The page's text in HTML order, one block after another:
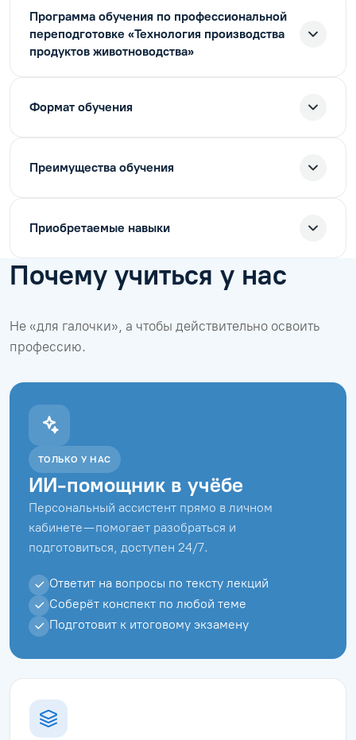
Программа обучения по профессиональной
переподготовке «Технология производства
продуктов животноводства»
Формат обучения
Преимущества обучения
Приобретаемые навыки
Почему учиться у нас
Не «для галочки», а чтобы действительно освоить
профессию.
ТОЛЬКО У НАС
ИИ-помощник в учёбе
Персональный ассистент прямо в личном
кабинете — помогает разобраться и
подготовиться, доступен 24/7.
Ответит на вопросы по тексту лекций
Соберёт конспект по любой теме
Подготовит к итоговому экзамену